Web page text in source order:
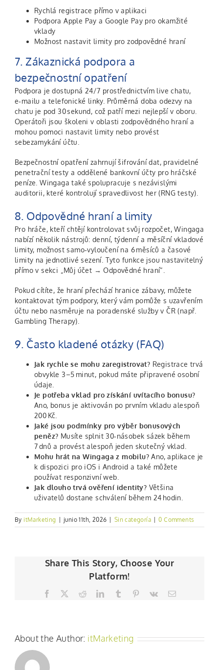
Rychlá registrace přímo v aplikaci
Podpora Apple Pay a Google Pay pro okamžité
vklady
Možnost nastavit limity pro zodpovědné hraní
7. Zákaznická podpora a
bezpečnostní opatření
Podpora je dostupná 24/7 prostřednictvím live chatu,
e‑mailu a telefonické linky. Průměrná doba odezvy na
chatu je pod 30 sekund, což patří mezi nejlepší v oboru.
Operátoři jsou školeni v oblasti zodpovědného hraní a
mohou pomoci nastavit limity nebo provést
sebezamykání účtu.
Bezpečnostní opatření zahrnují šifrování dat, pravidelné
penetrační testy a oddělené bankovní účty pro hráčské
peníze. Wingaga také spolupracuje s nezávislými
auditorii, které kontrolují spravedlivost her (RNG testy).
8. Odpovědné hraní a limity
Pro hráče, kteří chtějí kontrolovat svůj rozpočet, Wingaga
nabízí několik nástrojů: denní, týdenní a měsíční vkladové
limity, možnost samo‑vyloučení na 6 měsíců a časové
limity na jednotlivé sezení. Tyto funkce jsou nastavitelný
přímo v sekci „Můj účet → Odpovědné hraní“.
Pokud cítíte, že hraní přechází hranice zábavy, můžete
kontaktovat tým podpory, který vám pomůže s uzavřením
účtu nebo nasměruje na poradenské služby v ČR (např.
Gambling Therapy).
9. Často kladené otázky (FAQ)
Jak rychle se mohu zaregistrovat? Registrace trvá
obvykle 3–5 minut, pokud máte připravené osobní
údaje.
Je potřeba vklad pro získání uvítacího bonusu?
Ano, bonus je aktivován po prvním vkladu alespoň
200 Kč.
Jaké jsou podmínky pro výběr bonusových
peněz? Musíte splnit 30‑násobek sázek během
7 dnů a provést alespoň jeden skutečný vklad.
Mohu hrát na Wingaga z mobilu? Ano, aplikace je
k dispozici pro iOS i Android a také můžete
používat responzivní web.
Jak dlouho trvá ověření identity? Většina
uživatelů dostane schválení během 24 hodin.
By itMarketing junio 11th, 2026 Sin categoría 0 Comments
Share This Story, Choose Your
Platform!
Facebook
TwitterRedditLinkedInTumblr Pinterest
Vk Email
About the Author: itMarketing